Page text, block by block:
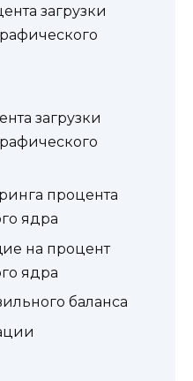
загрузки
загрузки
процента
ядра
на процент
ядра
баланса